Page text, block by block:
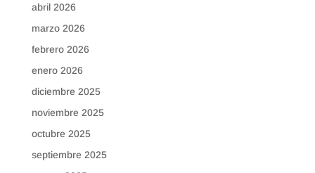
abril 2026
marzo 2026
febrero 2026
enero 2026
diciembre 2025
noviembre 2025
octubre 2025
septiembre 2025